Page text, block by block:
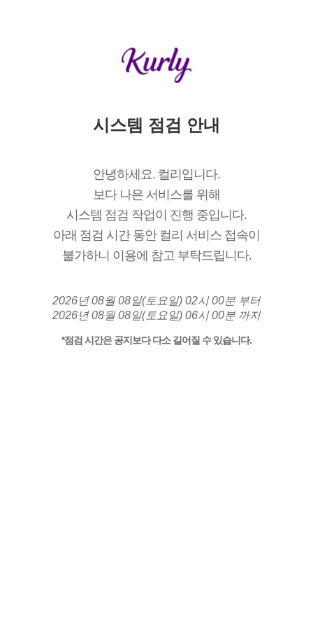
시스템 점검 안내
안녕하세요. 컬리입니다.
보다 나은 서비스를 위해
시스템 점검 작업이 진행 중입니다.
아래 점검 시간 동안 컬리 서비스 접속이
불가하니 이용에 참고 부탁드립니다.
2026년 08월 08일(토요일) 02시 00분 부터
2026년 08월 08일(토요일) 06시 00분 까지
*점검 시간은 공지보다 다소 길어질 수 있습니다.